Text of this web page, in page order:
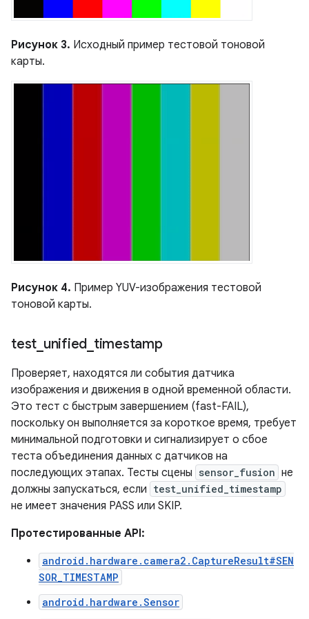
Рисунок 3. Исходный пример тестовой тоновой
карты.
Рисунок 4. Пример YUV-изображения тестовой
тоновой карты.
test unified timestamp
Проверяет, находятся ли события датчика
изображения и движения в одной временной области.
Это тест с быстрым завершением (fast-FAIL),
поскольку он выполняется за короткое время, требует
минимальной подготовки и сигнализирует о сбое
теста объединения данных с датчиков на
последующих этапах. Тесты сцены sensor_fusion не
должны запускаться, если test_unified_timestamp
не имеет значения PASS или SKIP.
Протестированные API:
android.hardware.camera2.CaptureResult#SEN
SOR_TIMESTAMP
android.hardware.Sensor